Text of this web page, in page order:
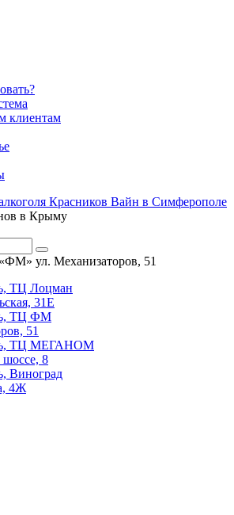
клиентам
в Крыму
ул. Механизаторов, 51
ТЦ Лоцман
31Е
ТЦ ФМ
51
ТЦ МЕГАНОМ
шоссе, 8
Виноград
4Ж